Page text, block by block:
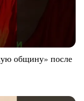
общину» после